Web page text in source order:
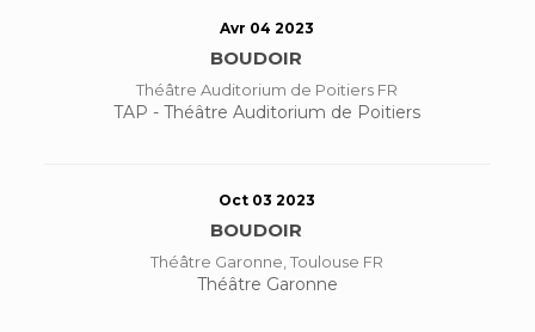
Avr 04 2023
BOUDOIR
Théâtre Auditorium de Poitiers FR
TAP - Théâtre Auditorium de Poitiers
Oct 03 2023
BOUDOIR
Théâtre Garonne, Toulouse FR
Théâtre Garonne